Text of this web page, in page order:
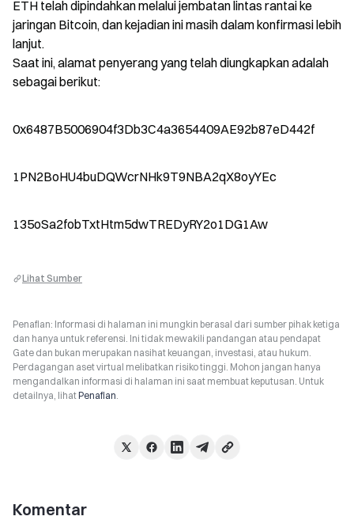
ETH telah dipindahkan melalui jembatan lintas rantai ke
jaringan Bitcoin, dan kejadian ini masih dalam konfirmasi lebih
lanjut.
Saat ini, alamat penyerang yang telah diungkapkan adalah
sebagai berikut:
0x6487B5006904f3Db3C4a3654409AE92b87eD442f
1PN2BoHU4buDQWcrNHk9T9NBA2qX8oyYEc
135oSa2fobTxtHtm5dwTREDyRY2o1DG1Aw
Lihat Sumber
Penafian: Informasi di halaman ini mungkin berasal dari sumber pihak ketiga
dan hanya untuk referensi. Ini tidak mewakili pandangan atau pendapat
Gate dan bukan merupakan nasihat keuangan, investasi, atau hukum.
Perdagangan aset virtual melibatkan risiko tinggi. Mohon jangan hanya
mengandalkan informasi di halaman ini saat membuat keputusan. Untuk
detailnya, lihatPenafian.
Komentar